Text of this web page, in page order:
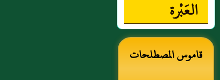
العَبْرة
قاموس المصطلحات